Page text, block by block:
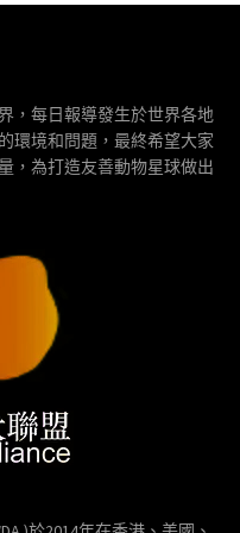
，每日報導發生於世界各地
環境和問題，最終希望大家
，為打造友善動物星球做出